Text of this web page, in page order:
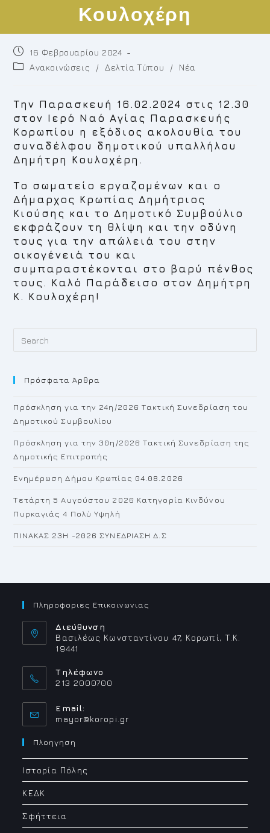
Κουλοχέρη
Post
published:
16 Φεβρουαρίου 2024
PostΑνακοινώσεις / Δελτία Τύπου / Νέα
Την Παρασκευή 16.02.2024 στις 12.30
στον Ιερό Ναό Αγίας Παρασκευής
Κορωπίου η εξόδιος ακολουθία του
συναδέλφου δημοτικού υπαλλήλου
Δημήτρη Κουλοχέρη.
Το σωματείο εργαζομένων και o
Δήμαρχος Κρωπίας Δημήτριος
Κιούσης και το Δημοτικό Συμβούλιο
εκφράζουν τη θλίψη και την οδύνη
τους για την απώλειά του στην
οικογένειά του και
συμπαραστέκονται στο βαρύ πένθος
τους. Καλό Παράδεισο στον Δημήτρη
Κ. Κουλοχέρη!
Πρόσφατα Άρθρα
Πρόσκληση για την 24η/2026 Τακτική Συνεδρίαση του
Δημοτικού Συμβουλίου
Πρόσκληση για την 30η/2026 Τακτική Συνεδρίαση της
Δημοτικής Επιτροπής
Ενημέρωση Δήμου Κρωπίας 04.08.2026
Τετάρτη 5 Αυγούστου 2026 Κατηγορία Κινδύνου
Πυρκαγιάς 4 Πολύ Υψηλή
ΠΙΝΑΚΑΣ 23H -2026 ΣΥΝΕΔΡΙΑΣΗ Δ.Σ
Πληροφοριες Επικοινωνιας
Διεύθυνση
Βασιλέως Κωνσταντίνου 47, Κορωπί, Τ.Κ.
19441
Τηλέφωνο
213 2000700
Email:
mayor@koropi.grOpens
Πλοηγηση
Ιστορία Πόλης
ΚΕΔΚ
Σφήττεια